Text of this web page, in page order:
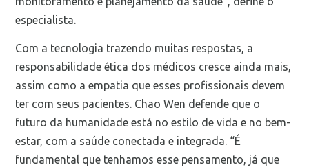
especialista.
Com a tecnologia trazendo muitas respostas, a
responsabilidade ética dos médicos cresce ainda mais,
assim como a empatia que esses profissionais devem
ter com seus pacientes. Chao Wen defende que o
futuro da humanidade está no estilo de vida e no bem-
estar, com a saúde conectada e integrada. “É
fundamental que tenhamos esse pensamento, já que